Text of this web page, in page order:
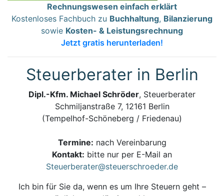
Rechnungswesen einfach erklärt
Kostenloses Fachbuch zu Buchhaltung, Bilanzierung
sowie Kosten- & Leistungsrechnung
Jetzt gratis herunterladen!
Steuerberater in Berlin
Dipl.-Kfm. Michael Schröder, Steuerberater
Schmiljanstraße 7, 12161 Berlin
(Tempelhof-Schöneberg / Friedenau)
Termine: nach Vereinbarung
Kontakt: bitte nur per E-Mail an
Steuerberater@steuerschroeder.de
Ich bin für Sie da, wenn es um Ihre Steuern geht –